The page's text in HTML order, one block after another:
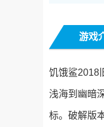
游戏
饥饿鲨2018
浅海到幽暗
标。破解版